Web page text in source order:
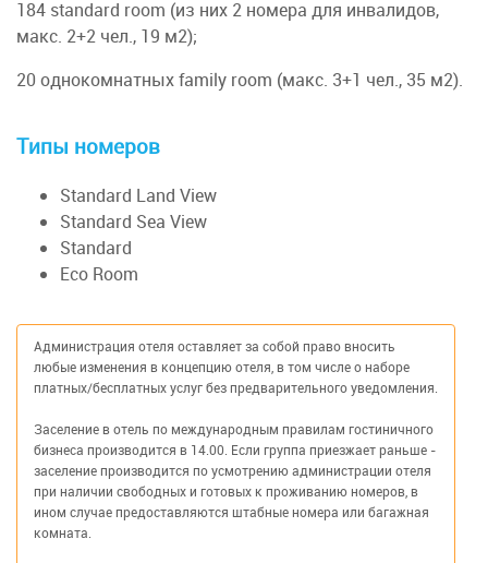
184 standard room (из них 2 номера для инвалидов,
макс. 2+2 чел., 19 м2);
20 однокомнатных family room (макс. 3+1 чел., 35 м2).
Типы номеров
Standard Land View
Standard Sea View
Standard
Eco Room
Администрация отеля оставляет за собой право вносить
любые изменения в концепцию отеля, в том числе о наборе
платных/бесплатных услуг без предварительного уведомления.
Заселение в отель по международным правилам гостиничного
бизнеса производится в 14.00. Если группа приезжает раньше -
заселение производится по усмотрению администрации отеля
при наличии свободных и готовых к проживанию номеров, в
ином случае предоставляются штабные номера или багажная
комната.